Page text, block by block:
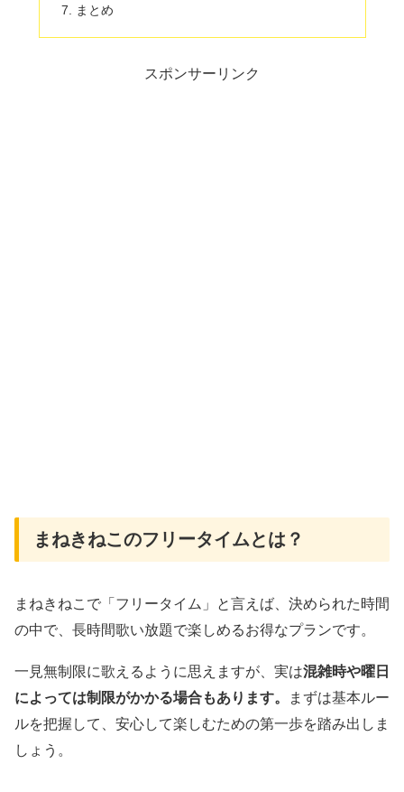
まとめ
スポンサーリンク
まねきねこのフリータイムとは？
まねきねこで「フリータイム」と言えば、決められた時間
の中で、長時間歌い放題で楽しめるお得なプランです。
一見無制限に歌えるように思えますが、実は混雑時や曜日
によっては制限がかかる場合もあります。
まずは基本ルー
ルを把握して、安心して楽しむための第一歩を踏み出しま
しょう。